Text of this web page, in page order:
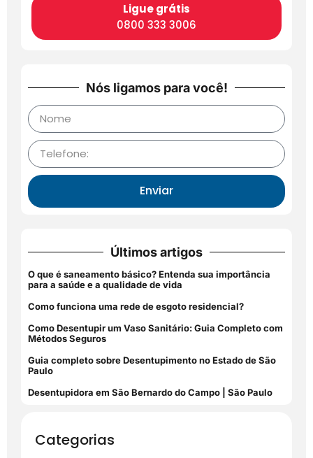
Ligue grátis
0800 333 3006
Nós ligamos para você!
Enviar
Últimos artigos
O que é saneamento básico? Entenda sua importância
para a saúde e a qualidade de vida
Como funciona uma rede de esgoto residencial?
Como Desentupir um Vaso Sanitário: Guia Completo com
Métodos Seguros
Guia completo sobre Desentupimento no Estado de São
Paulo
Desentupidora em São Bernardo do Campo | São Paulo
Categorias